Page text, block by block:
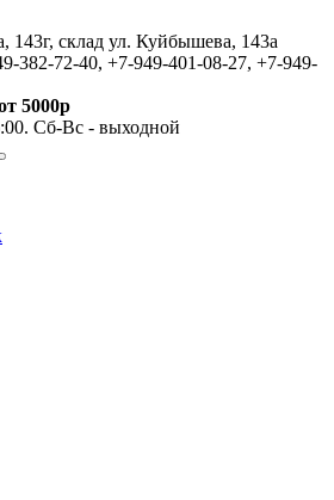
143г, склад ул. Куйбышева, 143а
382-72-40, +7-949-401-08-27, +7-949-
5000р
Сб-Вс - выходной